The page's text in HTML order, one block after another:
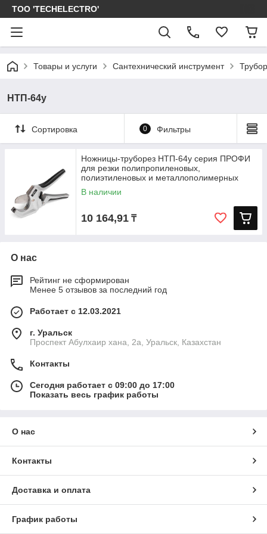
ТОО 'TECHELECTRO'
Товары и услуги Сантехнический инструмент
НТП-64у
Сортировка 0 Фильтры
Ножницы-труборез НТП-64у серия ПРОФИ
для резки полипропиленовых,
полиэтиленовых и металлополимерных
труб
В наличии
10 164,91 ₸
О нас
Рейтинг не сформирован
Менее 5 отзывов за последний год
Работает с 12.03.2021
г. Уральск
Проспект Абулхаир хана, 2а, Уральск, Казахстан
Контакты
Сегодня работает с 09:00 до 17:00
Показать весь график работы
О нас
Контакты
Доставка и оплата
График работы